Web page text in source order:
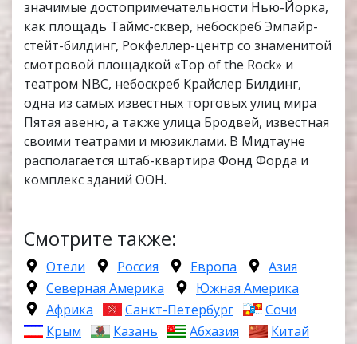
значимые достопримечательности Нью-Йорка,
как площадь Таймс-сквер, небоскреб Эмпайр-
стейт-билдинг, Рокфеллер-центр со знаменитой
смотровой площадкой «Top of the Rock» и
театром NBC, небоскреб Крайслер Билдинг,
одна из самых известных торговых улиц мира
Пятая авеню, а также улица Бродвей, известная
своими театрами и мюзиклами. В Мидтауне
располагается штаб-квартира Фонд Форда и
комплекс зданий ООН.
Смотрите также:
Отели Россия Европа
Азия
Северная Америка
Южная Америка
Африка
Санкт-Петербург
Сочи
Крым
Казань Абхазия Китай